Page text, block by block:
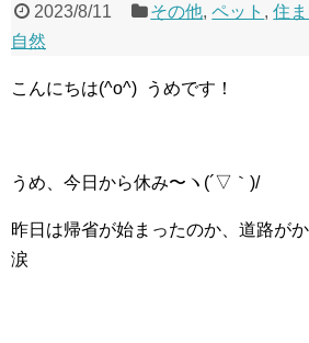
2023/8/11 その他,ペット ,住
自然
こんにちは(^o^) うめです！
うめ、今日から休み〜ヽ(´▽｀)/
昨日は帰省が始まったのか、道路が
涙